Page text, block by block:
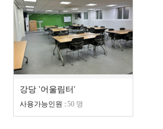
강당 '어울림터'
사용가능인원 :50 명